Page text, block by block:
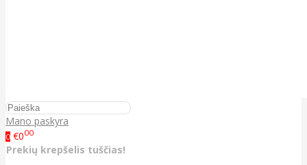
Mano paskyra
0 €000
Prekių krepšelis tuščias!